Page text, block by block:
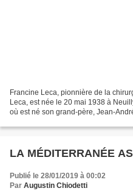
Francine Leca, pionnière de la
Leca, est née le 20 mai 1938 à
où est né son grand-père, Jean-
LA MÉDITERRANÉE
Publié le 28/01/2019 à 00:02
Par Augustin Chiodetti